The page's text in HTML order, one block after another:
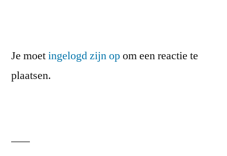
Je moetingelogd zijn opom een reactie te
plaatsen.